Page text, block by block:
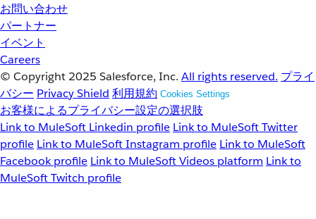
お問い合わせ
パートナー
イベント
Careers
© Copyright 2025 Salesforce, Inc. All rights reserved. プライ
バシー Privacy Shield 利用規約 Cookies Settings
お客様によるプライバシー設定の選択肢
Link to MuleSoft Linkedin profile Link to MuleSoft Twitter
profile Link to MuleSoft Instagram profile Link to MuleSoft
Facebook profile Link to MuleSoft Videos platform Link to
MuleSoft Twitch profile